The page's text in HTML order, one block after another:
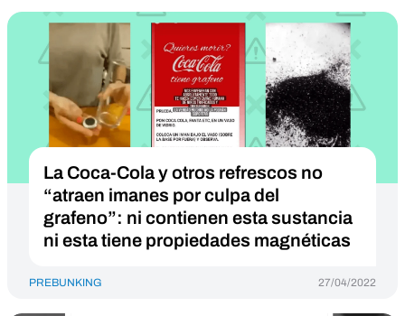
La Coca-Cola y otros refrescos no
“atraen imanes por culpa del
grafeno”: ni contienen esta sustancia
ni esta tiene propiedades magnéticas
PREBUNKING 27/04/2022